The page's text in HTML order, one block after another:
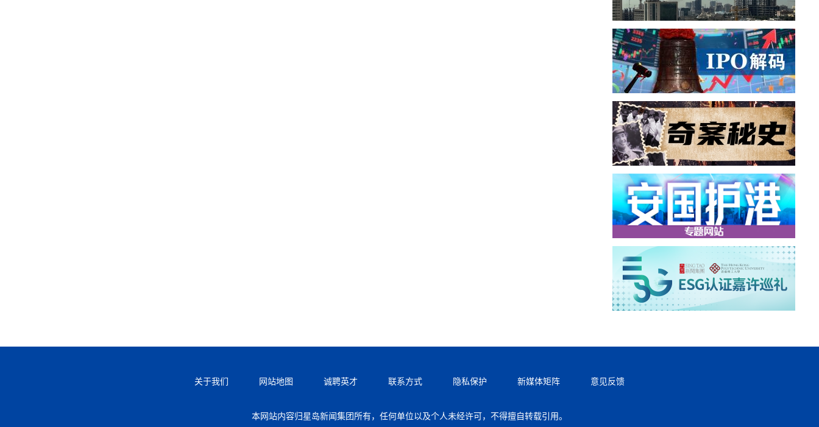
关于我们 网站地图 诚聘英才 联系方式 隐私保护 新媒体矩阵 意见反馈
本网站内容归星岛新闻集团所有，任何单位以及个人未经许可，不得擅自转载引用。